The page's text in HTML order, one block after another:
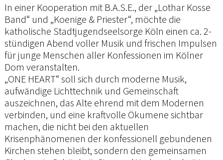
In einer Kooperation mit B.A.S.E., der „Lothar Kosse
Band“ und „Koenige & Priester“, möchte die
katholische Stadtjugendseelsorge Köln einen ca. 2-
stündigen Abend voller Musik und frischen Impulsen
für junge Menschen aller Konfessionen im Kölner
Dom veranstalten.
„ONE HEART“ soll sich durch moderne Musik,
aufwändige Lichttechnik und Gemeinschaft
auszeichnen, das Alte ehrend mit dem Modernen
verbinden, und eine kraftvolle Ökumene sichtbar
machen, die nicht bei den aktuellen
Krisenphänomenen der konfessionell gebundenen
Kirchen stehen bleibt, sondern den gemeinsamen